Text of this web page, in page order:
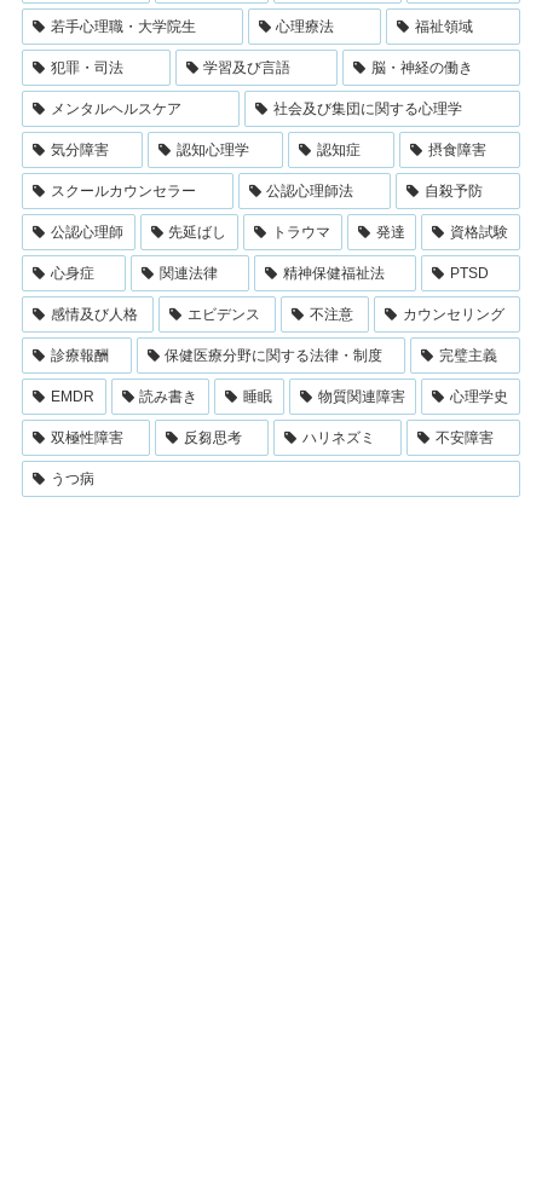
若手心理職・大学院生 心理療法 福祉領域
犯罪・司法 学習及び言語 脳・神経の働き
メンタルヘルスケア 社会及び集団に関する心理学
気分障害 認知心理学 認知症 摂食障害
スクールカウンセラー 公認心理師法 自殺予防
公認心理師 先延ばし トラウマ 発達 資格試験
心身症 関連法律 精神保健福祉法 PTSD
感情及び人格 エビデンス 不注意 カウンセリング
診療報酬 保健医療分野に関する法律・制度 完璧主義
EMDR 読み書き 睡眠 物質関連障害 心理学史
双極性障害 反芻思考 ハリネズミ 不安障害
うつ病